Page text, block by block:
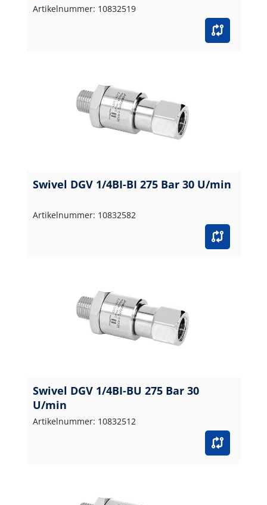
Artikelnummer: 10832519
Swivel DGV 1/4BI-BI 275 Bar 30 U/min
Artikelnummer: 10832582
Swivel DGV 1/4BI-BU 275 Bar 30
U/min
Artikelnummer: 10832512